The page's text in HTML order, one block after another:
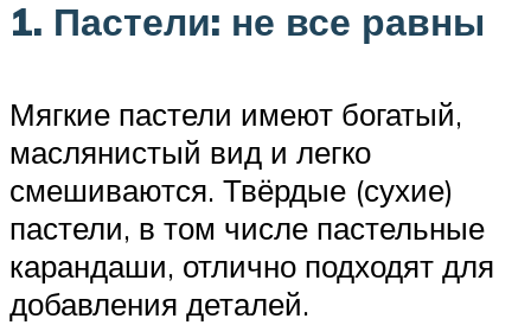
1. Пастели: не все равны
Мягкие пастели имеют богатый,
маслянистый вид и легко
смешиваются. Твёрдые (сухие)
пастели, в том числе пастельные
карандаши, отлично подходят для
добавления деталей.